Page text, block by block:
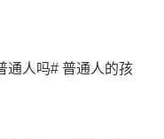
通人吗# 普通人的孩